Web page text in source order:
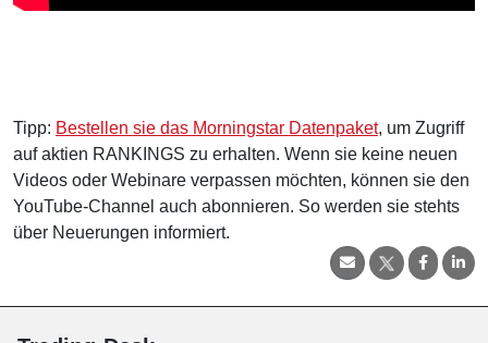
Tipp: Bestellen sie das Morningstar Datenpaket, um Zugriff
auf aktien RANKINGS zu erhalten. Wenn sie keine neuen
Videos oder Webinare verpassen möchten, können sie den
YouTube-Channel auch abonnieren. So werden sie stehts
über Neuerungen informiert.